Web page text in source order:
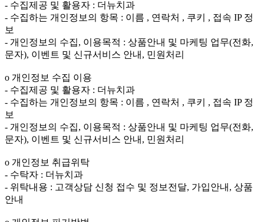
- 수집제공 및 활용자 : 더뉴치과
- 수집하는 개인정보의 항목 : 이름 , 연락처 , 쿠키 , 접속 IP 정
보
- 개인정보의 수집, 이용목적 : 상품안내 및 마케팅 업무(전화,
문자), 이벤트 및 신규서비스 안내, 민원처리
ο 개인정보 수집 이용
- 수집제공 및 활용자 : 더뉴치과
- 수집하는 개인정보의 항목 : 이름 , 연락처 , 쿠키 , 접속 IP 정
보
- 개인정보의 수집, 이용목적 : 상품안내 및 마케팅 업무(전화,
문자), 이벤트 및 신규서비스 안내, 민원처리
ο 개인정보 취급위탁
- 수탁자 : 더뉴치과
- 위탁내용 : 고객상담 신청 접수 및 정보전달, 가입안내, 상품
안내